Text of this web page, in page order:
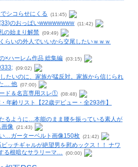
シコらせにくる (11:45)
のおっぱいwwwwwwww (11:42)
の始まり解禁 (09:49)
らいの外人でいいから交尾したいｗｗｗ
×ハーレム作品 総集編 (03:15)
(09:02)
たいのに、家族が猛反対。家族から信じられ
… 他 (07:00)
ド＆名言専用スレ① (08:48)
年齢リスト【22歳デビュー・全293作】
るように…本能のまま腰を振っている素人が
画像 (21:43)
…ガーターベルト画像150枚 (21:42)
ビッチギャルが絶望男を慰めックス！！ ナワ
る根暗なサラリーマ…
(00:00)